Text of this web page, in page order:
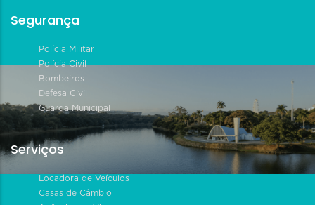
Segurança
Polícia Militar
Polícia Civil
Bombeiros
Defesa Civil
Guarda Municipal
Serviços
Locadora de Veículos
Casas de Câmbio